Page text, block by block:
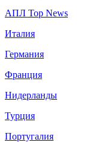
АПЛ Top News
Италия
Германия
Франция
Нидерланды
Турция
Португалия